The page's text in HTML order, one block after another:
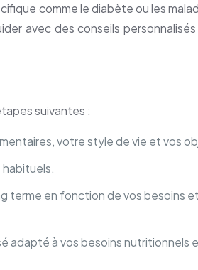
comme le diabète ou les
avec des conseils
suivantes :
votre style de vie et vos
terme en fonction de vos besoins
adapté à vos besoins nutritionnels